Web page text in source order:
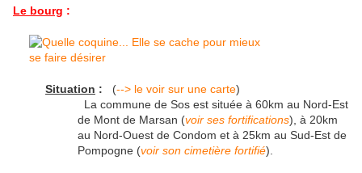
Le bourg :
Situation : (--> le voir sur une carte)
La commune de Sos est située à 60km au Nord-Est
de Mont de Marsan (voir ses fortifications), à 20km
au Nord-Ouest de Condom et à 25km au Sud-Est de
Pompogne (voir son cimetière fortifié).